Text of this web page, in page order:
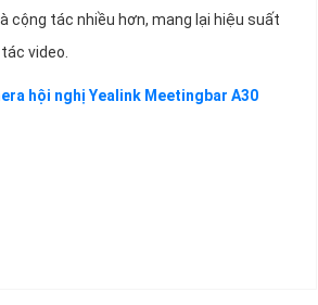
cộng tác nhiều hơn, mang lại hiệu suất
video.
hội nghị Yealink Meetingbar A30